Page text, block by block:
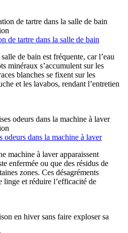
de tartre dans la salle de bain
de bain est fréquente, car l’eau
minéraux s’accumulent sur les
blanches se fixent sur les
et les lavabos, rendant l’entretien
odeurs dans la machine à laver
machine à laver apparaissent
enfermée ou que des résidus de
zones. Ces désagréments
linge et réduire l’efficacité de